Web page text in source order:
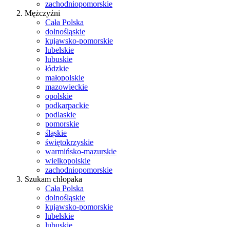
zachodniopomorskie
Mężczyźni
Cała Polska
dolnośląskie
kujawsko-pomorskie
lubelskie
lubuskie
łódzkie
małopolskie
mazowieckie
opolskie
podkarpackie
podlaskie
pomorskie
śląskie
świętokrzyskie
warmińsko-mazurskie
wielkopolskie
zachodniopomorskie
Szukam chłopaka
Cała Polska
dolnośląskie
kujawsko-pomorskie
lubelskie
lubuskie